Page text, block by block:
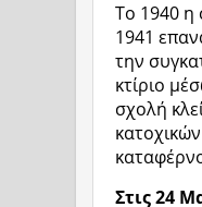
Το 1940 η
1941
την
κτίριο
σχολή
Στις 24